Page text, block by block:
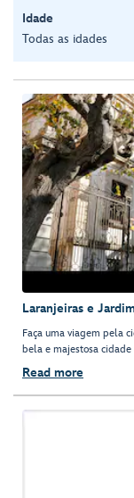
Idade
Todas as idades
Laranjeiras e
Faça uma viagem pela
bela e majestosa cidade
Read more